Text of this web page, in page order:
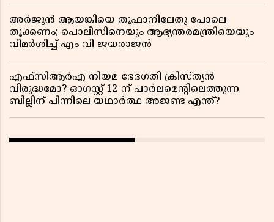
അർജുൻ ആയങ്കിയെ തൂഫാനിലേതു പോലെ
തൂക്കണം; പൊലീസിനെയും ആഭ്യന്തരമന്ത്രിയെയും
വിമർശിച്ച് എം വി ജയരാജൻ
എഫ്സിആർഎ നിയമ ഭേദഗതി ക്രിസ്ത്യൻ
വിരുദ്ധമോ? ഓഗസ്റ്റ് 12-ന് പാർലമെന്റിലെത്തുന്ന
ബില്ലിന് പിന്നിലെ യഥാർത്ഥ അജണ്ട എന്ത്?